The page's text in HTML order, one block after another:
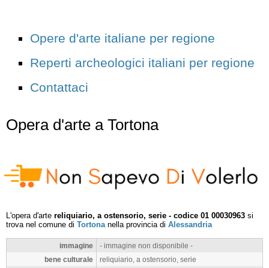
Opere d'arte italiane per regione
Reperti archeologici italiani per regione
Contattaci
Opera d'arte a Tortona
L'opera d'arte reliquiario, a ostensorio, serie - codice 01 00030963 si
trova nel comune di Tortonanella provincia di Alessandria
immagine
- immagine non disponibile -
bene culturale
reliquiario, a ostensorio, serie